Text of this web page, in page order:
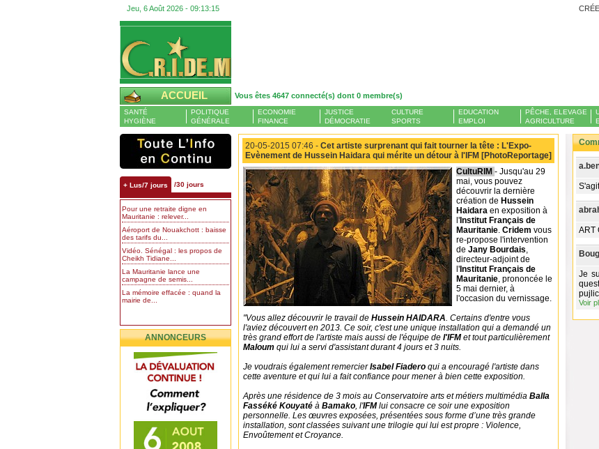
Jeu, 6 Août 2026 - 09:13:16
ACCUEIL Vous êtes 4647 connecté(s) dont 0 membre(s)
SANTÉ
HYGIÈNE
POLITIQUE
GÉNÉRALE
ECONOMIE
FINANCE
JUSTICE
DÉMOCRATIE
CULTURE
SPORTS
EDUCATION
EMPLOI
PÊCHE, ELEVAGE
AGRICULTURE
+ Lus/7 jours /30 jours
Pour une retraite digne en
Mauritanie : relever...
Aéroport de Nouakchott : baisse
des tarifs du...
Vidéo. Sénégal : les propos de
Cheikh Tidiane...
La Mauritanie lance une
campagne de semis...
La mémoire effacée : quand la
mairie de...
ANNONCEURS
20-05-2015 07:46 - Cet artiste surprenant qui fait tourner la tête : L'Expo-
Evènement de Hussein Haidara qui mérite un détour à l'IFM [PhotoReportage]
CultuRIM - Jusqu'au 29
mai, vous pouvez
découvrir la dernière
création de Hussein
Haidara en exposition à
l' Institut Français de
Mauritanie. Cridem vous
re-propose l'intervention
de Jany Bourdais,
directeur-adjoint de
l' Institut Français de
Mauritanie, prononcée le
5 mai dernier, à
l'occasion du vernissage.
"Vous allez découvrir le travail de Hussein HAIDARA. Certains d'entre vous
l'aviez découvert en 2013. Ce soir, c'est une unique installation qui a demandé un
très grand effort de l'artiste mais aussi de l'équipe de l'IFMet tout particulièrement
Maloum qui lui a servi d'assistant durant 4 jours et 3 nuits.
Je voudrais également remercierIsabel Fiadero qui a encouragé l'artiste dans
cette aventure et qui lui a fait confiance pour mener à bien cette exposition.
Après une résidence de 3 mois au Conservatoire arts et métiers multimédia Balla
Fasséké Kouyaté à Bamako, l'IFMlui consacre ce soir une exposition
personnelle. Les œuvres exposées, présentées sous forme d’une très grande
installation, sont classées suivant une trilogie qui lui est propre : Violence,
Envoûtement et Croyance.
ART
Je
Voir